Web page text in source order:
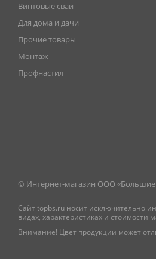
Винтовые сваи
Для дома и дачи
Прочие товары
Монтаж
Профнастил
© Интернет-магазин ООО «Большие
Сайт topbs.ru носит исключительно
видах, характеристиках и
Внимание! Цвет продукции может